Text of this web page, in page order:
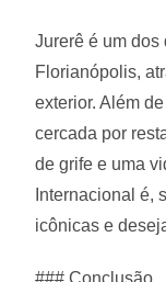
Jurerê é um
Florianópolis,
exterior. Além
cercada por
de grife e uma
Internacional é,
icônicas e
### Conclusão